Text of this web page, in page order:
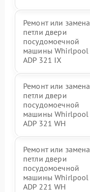
Ремонт или замена
петли двери
посудомоечной
машины Whirlpool
ADP 321 IX
Ремонт или замена
петли двери
посудомоечной
машины Whirlpool
ADP 321 WH
Ремонт или замена
петли двери
посудомоечной
машины Whirlpool
ADP 221 WH